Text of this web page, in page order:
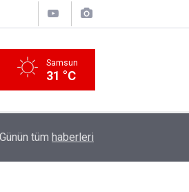
Samsun
31 °C
Günün tüm haberleri